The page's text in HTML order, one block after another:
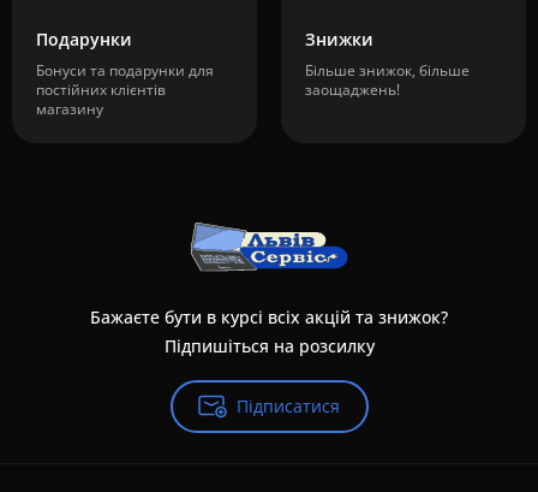
Подарунки
Бонуси та подарунки для
постійних клієнтів
магазину
Знижки
Більше знижок, більше
заощаджень!
Бажаєте бути в курсі всіх акцій та знижок?
Підпишіться на розсилку
Підписатися